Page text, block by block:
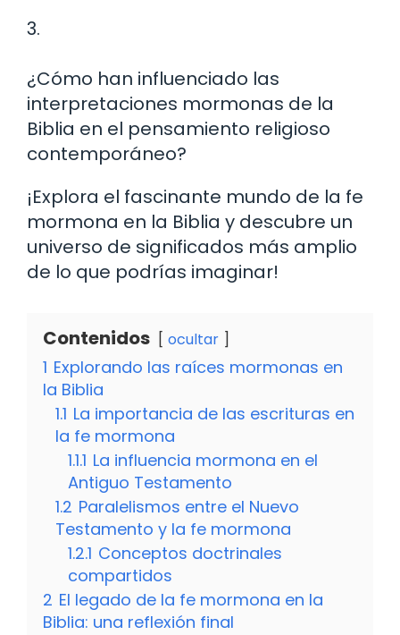
3.
¿Cómo han influenciado las
interpretaciones mormonas de la
Biblia en el pensamiento religioso
contemporáneo?
¡Explora el fascinante mundo de la fe
mormona en la Biblia y descubre un
universo de significados más amplio
de lo que podrías imaginar!
Contenidos ocultar
1 Explorando las raíces mormonas en
la Biblia
1.1 La importancia de las escrituras en
la fe mormona
1.1.1 La influencia mormona en el
Antiguo Testamento
1.2 Paralelismos entre el Nuevo
Testamento y la fe mormona
1.2.1 Conceptos doctrinales
compartidos
2 El legado de la fe mormona en la
Biblia: una reflexión final